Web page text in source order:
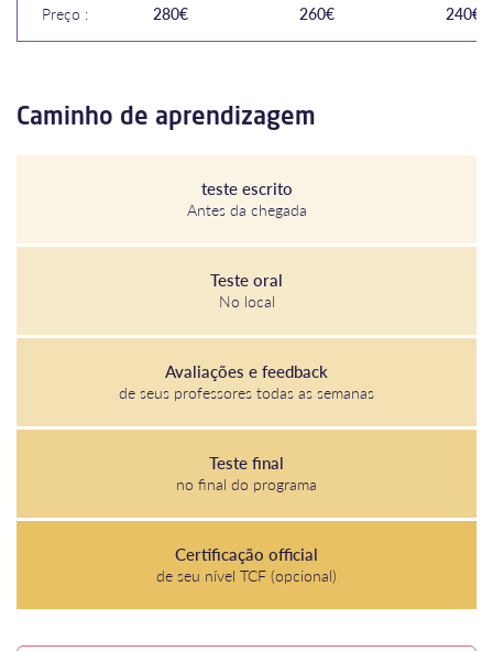
Preço : 280€ 260€ 240€
Caminho de aprendizagem
teste escrito
Antes da chegada
Teste oral
No local
Avaliações e feedback
de seus professores todas as semanas
Teste final
no final do programa
Certificação official
de seu nível TCF (opcional)